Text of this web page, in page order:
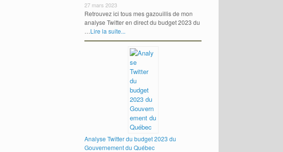
27 mars 2023
Retrouvez ici tous mes gazouillis de mon
analyse Twitter en direct du budget 2023 du
…Lire la suite...
Analyse Twitter du budget 2023 du
Gouvernement du Québec